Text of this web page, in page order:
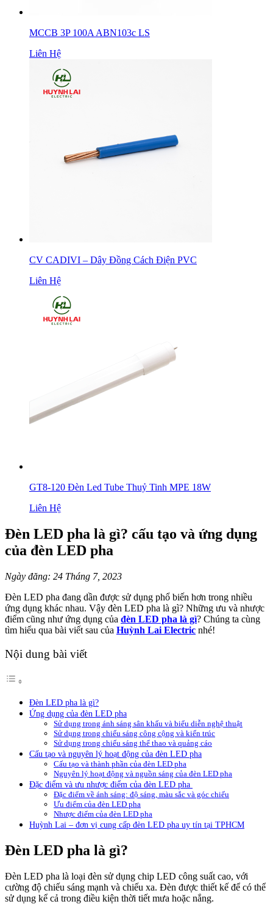
MCCB 3P 100A ABN103c LS
Liên Hệ
CV CADIVI – Dây Đồng Cách Điện PVC
Liên Hệ
GT8-120 Đèn Led Tube Thuỷ Tinh MPE 18W
Liên Hệ
Đèn LED pha là gì? cấu tạo và ứng dụng
của đèn LED pha
Ngày đăng: 24 Tháng 7, 2023
Đèn LED pha đang dần được sử dụng phổ biến hơn trong nhiều
ứng dụng khác nhau. Vậy đèn LED pha là gì? Những ưu và nhược
điểm cũng như ứng dụng của đèn LED pha là gì? Chúng ta cùng
tìm hiểu qua bài viết sau của Huỳnh Lai Electric nhé!
Nội dung bài viết
Đèn LED pha là gì?
Ứng dụng của đèn LED pha
Sử dụng trong ánh sáng sân khấu và biểu diễn nghệ thuật
Sử dụng trong chiếu sáng công cộng và kiến trúc
Sử dụng trong chiếu sáng thể thao và quảng cáo
Cấu tạo và nguyên lý hoạt động của đèn LED pha
Cấu tạo và thành phần của đèn LED pha
Nguyên lý hoạt động và nguồn sáng của đèn LED pha
Đặc điểm và ưu nhược điểm của đèn LED pha
Đặc điểm về ánh sáng: độ sáng, màu sắc và góc chiếu
Ưu điểm của đèn LED pha
Nhược điểm của đèn LED pha
Huỳnh Lai – đơn vị cung cấp đèn LED pha uy tín tại TPHCM
Đèn LED pha là gì?
Đèn LED pha là loại đèn sử dụng chip LED công suất cao, với
cường độ chiếu sáng mạnh và chiếu xa. Đèn được thiết kế để có thể
sử dụng kể cả trong điều kiện thời tiết mưa hoặc nắng.